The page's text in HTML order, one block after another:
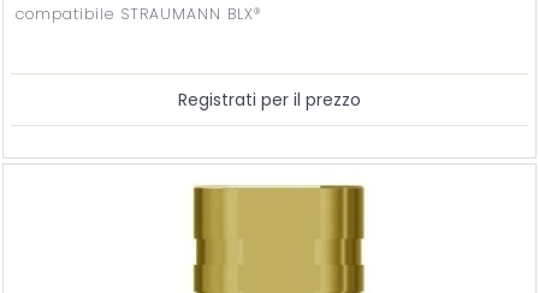
compatibile STRAUMANN BLX®
Registrati per il prezzo